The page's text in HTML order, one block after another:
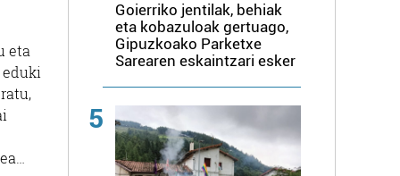
eta
Goierriko jentilak, behiak
eta kobazuloak gertuago,
Gipuzkoako Parketxe
Sarearen eskaintzari esker
5